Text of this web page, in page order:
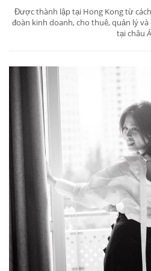
Được thành lập tại Hong Kong từ
đoàn kinh doanh, cho thuê, quản lý
tại châu